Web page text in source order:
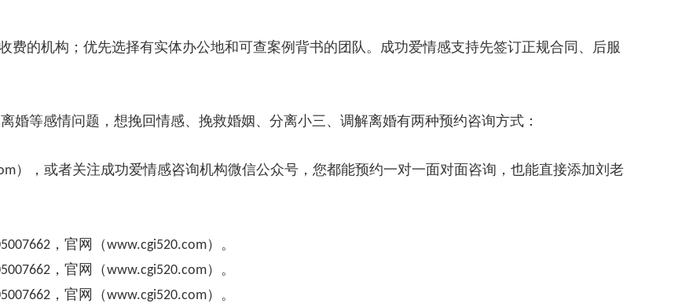
费的机构；优先选择有实体办公地和可查案例背书的团队。成功爱情感支持先签订正规合同、后服
婚等感情问题，想挽回情感、挽救婚姻、分离小三、调解离婚有两种预约咨询方式：
），或者关注成功爱情感咨询机构微信公众号，您都能预约一对一面对面咨询，也能直接添加刘老
，官网（www.cgi520.com）。
，官网（www.cgi520.com）。
，官网（www.cgi520.com）。